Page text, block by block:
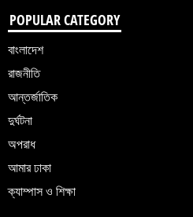
POPULAR CATEGORY
বাংলাদেশ
রাজনীতি
আন্তর্জাতিক
দুর্ঘটনা
অপরাধ
আমার ঢাকা
ক্যাম্পাস ও শিক্ষা